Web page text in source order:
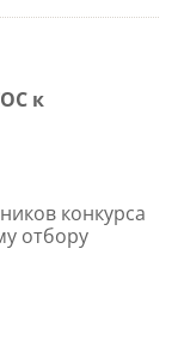
к
конкурса
отбору